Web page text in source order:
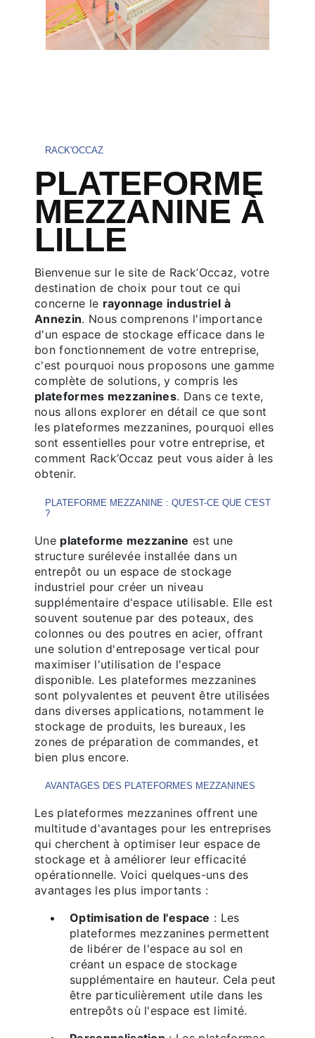
RACK'OCCAZ
PLATEFORME
MEZZANINE À
LILLE
Bienvenue sur le site de Rack’Occaz, votre
destination de choix pour tout ce qui
concerne le rayonnage industriel à
Annezin. Nous comprenons l'importance
d'un espace de stockage efficace dans le
bon fonctionnement de votre entreprise,
c'est pourquoi nous proposons une gamme
complète de solutions, y compris les
plateformes mezzanines. Dans ce texte,
nous allons explorer en détail ce que sont
les plateformes mezzanines, pourquoi elles
sont essentielles pour votre entreprise, et
comment Rack’Occaz peut vous aider à les
obtenir.
PLATEFORME MEZZANINE : QU'EST-CE QUE C'EST
?
Une plateforme mezzanine est une
structure surélevée installée dans un
entrepôt ou un espace de stockage
industriel pour créer un niveau
supplémentaire d'espace utilisable. Elle est
souvent soutenue par des poteaux, des
colonnes ou des poutres en acier, offrant
une solution d'entreposage vertical pour
maximiser l'utilisation de l'espace
disponible. Les plateformes mezzanines
sont polyvalentes et peuvent être utilisées
dans diverses applications, notamment le
stockage de produits, les bureaux, les
zones de préparation de commandes, et
bien plus encore.
AVANTAGES DES PLATEFORMES MEZZANINES
Les plateformes mezzanines offrent une
multitude d'avantages pour les entreprises
qui cherchent à optimiser leur espace de
stockage et à améliorer leur efficacité
opérationnelle. Voici quelques-uns des
avantages les plus importants :
Optimisation de l'espace : Les
plateformes mezzanines permettent
de libérer de l'espace au sol en
créant un espace de stockage
supplémentaire en hauteur. Cela peut
être particulièrement utile dans les
entrepôts où l'espace est limité.